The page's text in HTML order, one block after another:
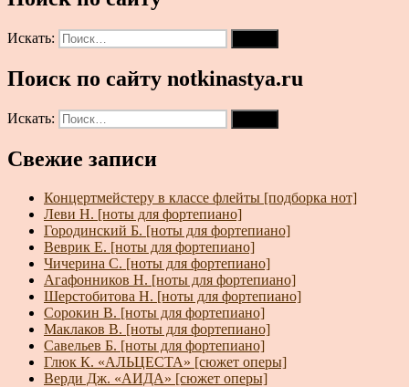
Искать:
Поиск по сайту notkinastya.ru
Искать:
Свежие записи
Концертмейстеру в классе флейты [подборка нот]
Леви Н. [ноты для фортепиано]
Городинский Б. [ноты для фортепиано]
Веврик Е. [ноты для фортепиано]
Чичерина С. [ноты для фортепиано]
Агафонников Н. [ноты для фортепиано]
Шерстобитова Н. [ноты для фортепиано]
Сорокин В. [ноты для фортепиано]
Маклаков В. [ноты для фортепиано]
Савельев Б. [ноты для фортепиано]
Глюк К. «АЛЬЦЕСТА» [сюжет оперы]
Верди Дж. «АИДА» [сюжет оперы]